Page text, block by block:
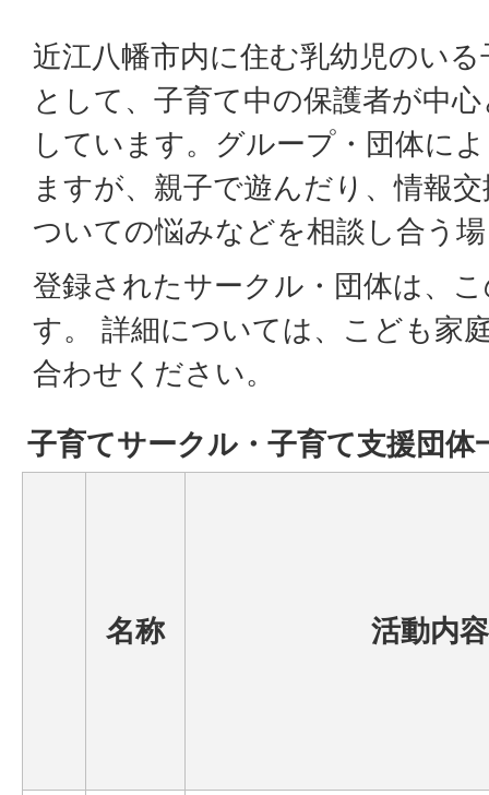
近江八幡市内に住む乳幼児のい
として、子育て中の保護者が中
しています。グループ・団体に
ますが、親子で遊んだり、情報
ついての悩みなどを相談し合う
登録されたサークル・団体は、
す。 詳細については、こども家
合わせください。
子育てサークル・子育て支援団体
名称 活動内容